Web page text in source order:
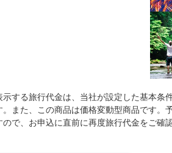
示する旅行代金は、当社が設定した基本
。また、この商品は価格変動型商品です。
で、お申込に直前に再度旅行代金をご確